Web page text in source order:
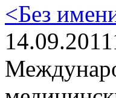
<Без
14.09.2011